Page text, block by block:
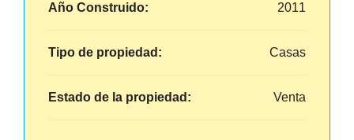
Año Construido: 2011
Tipo de propiedad: Casas
Estado de la propiedad: Venta